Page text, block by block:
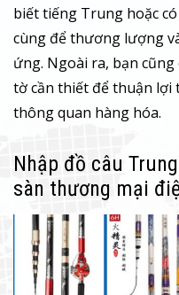
biết tiếng Trung hoặc
cùng để thương lượng
ứng. Ngoài ra, bạn
tờ cần thiết để thuận lợi
thông quan hàng hóa.
Nhập đồ câu
sàn thương mại